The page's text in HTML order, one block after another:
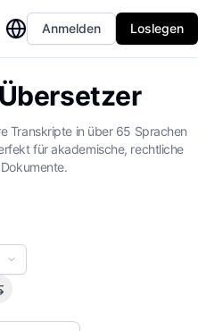
Anmelden Loslegen
Transkripte in über 65 Sprachen
für akademische, rechtliche